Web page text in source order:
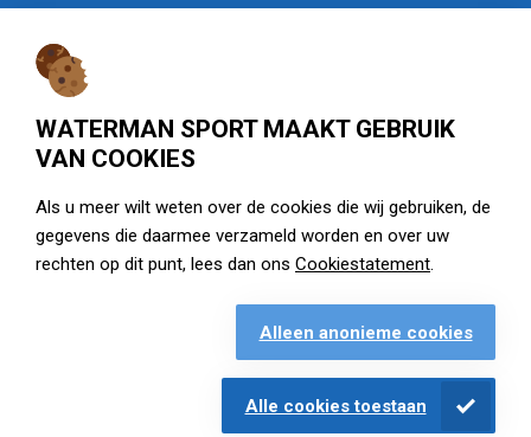
WATERMAN SPORT MAAKT GEBRUIK
VAN COOKIES
Als u meer wilt weten over de cookies die wij gebruiken, de
gegevens die daarmee verzameld worden en over uw
rechten op dit punt, lees dan ons Cookiestatement
Alleen anonieme cookies
Alle cookies toestaan
KLANTENSERVICE
020 - 6901044
Openingstijden
zie watermansport.nl